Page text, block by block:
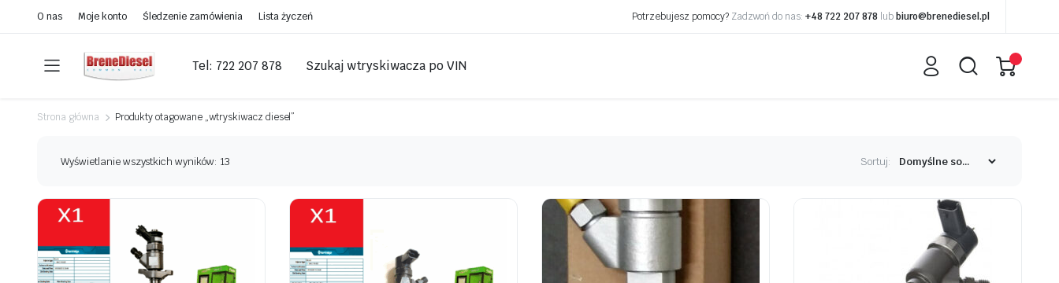
O nas Moje konto Śledzenie zamówienia Lista życzeń Potrzebujesz pomocy? Zadzwoń do nas: +48 722 207 878 lub biuro@brenediesel.pl
Tel: 722 207 878 Szukaj wtryskiwacza po VIN
Strona główna Produkty otagowane „wtryskiwacz diesel”
Wyświetlanie wszystkich wyników: 13 Sortuj: